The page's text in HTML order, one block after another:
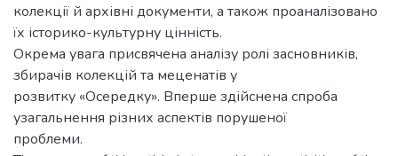
колекції й архівні документи, а також проаналізовано
їх історико-культурну цінність.
Окрема увага присвячена аналізу ролі засновників,
збирачів колекцій та меценатів у
розвитку «Осередку». Вперше здійснена спроба
узагальнення різних аспектів порушеної
проблеми.